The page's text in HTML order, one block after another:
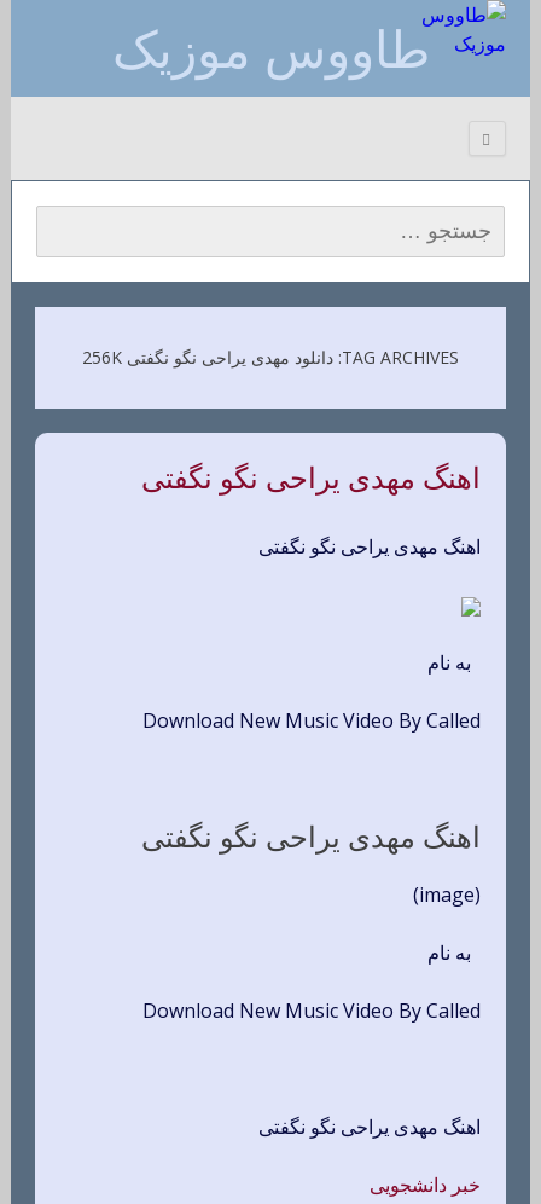
طاووس موزیک
جستجو برای:
TAG ARCHIVES: دانلود مهدی یراحی نگو نگفتی 256K
اهنگ مهدی یراحی نگو نگفتی
اهنگ مهدی یراحی نگو نگفتی
به نام
Download New Music Video By Called
اهنگ مهدی یراحی نگو نگفتی
(image)
به نام
Download New Music Video By Called
اهنگ مهدی یراحی نگو نگفتی
خبر دانشجویی